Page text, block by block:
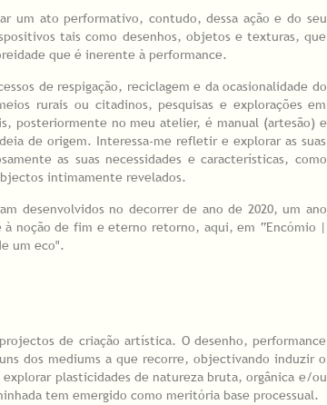
um ato performativo, contudo, dessa ação e do seu
tais como desenhos, objetos e texturas, que
que é inerente à performance.
de respigação, reciclagem e da ocasionalidade do
rurais ou citadinos, pesquisas e explorações em
posteriormente no meu atelier, é manual (artesão) e
de origem. Interessa-me refletir e explorar as suas
as suas necessidades e características, como
intimamente revelados.
desenvolvidos no decorrer de ano de 2020, um ano
noção de fim e eterno retorno, aqui, em “Encómio |
um eco".
de criação artística. O desenho, performance
dos mediums a que recorre, objectivando induzir o
plasticidades de natureza bruta, orgânica e/ou
tem emergido como meritória base processual.